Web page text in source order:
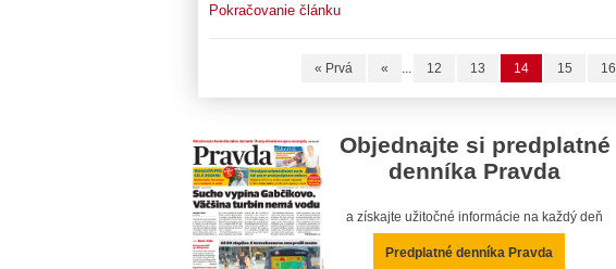
Pokračovanie článku
« Prvá « ... 12 13 14 15 16
Objednajte si predplatné
denníka Pravda
a získajte užitočné informácie na každý deň
Predplatné denníka Pravda